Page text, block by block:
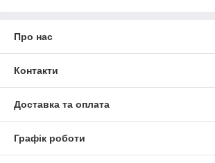
Про нас
Контакти
Доставка та оплата
Графік роботи